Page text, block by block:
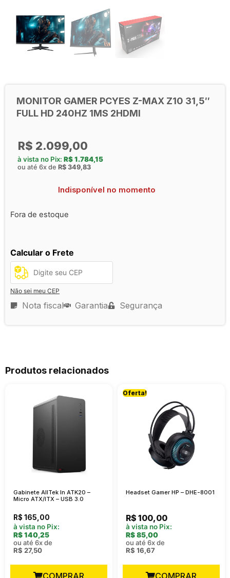
MONITOR GAMER PCYES Z-MAX Z10 31,5″
FULL HD 240HZ 1MS 2HDMI
R$ 2.099,00
à vista no Pix: R$1.784,15
ou até 6x de R$ 349,83
Indisponível no momento
Fora de estoque
Calcular o Frete
Não sei meu CEP
Nota fiscal Garantia Segurança
Produtos relacionados
Gabinete AllTek In ATK20 –
Micro ATX/ITX – USB 3.0
R$ 165,00
à vista no Pix:
R$140,25
ou até 6x de
R$ 27,50
COMPRAR
Oferta!
Headset Gamer HP – DHE-8001
R$ 100,00
à vista no Pix:
R$85,00
ou até 6x de
R$ 16,67
COMPRAR